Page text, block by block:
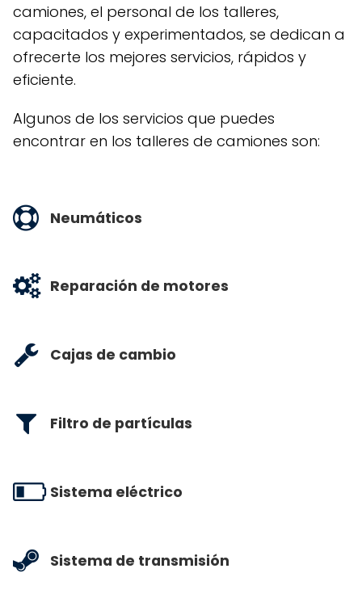
camiones, el personal de los talleres,
capacitados y experimentados, se dedican a
ofrecerte los mejores servicios, rápidos y
eficiente.
Algunos de los servicios que puedes
encontrar en los talleres de camiones son:
Neumáticos
Reparación de motores
Cajas de cambio
Filtro de partículas
Sistema eléctrico
Sistema de transmisión